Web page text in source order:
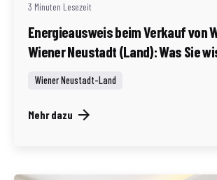
3 Minuten Lesezeit
Energieausweis beim Verkauf von
Wiener Neustadt (Land): Was Sie
Wiener Neustadt-Land
Mehr dazu